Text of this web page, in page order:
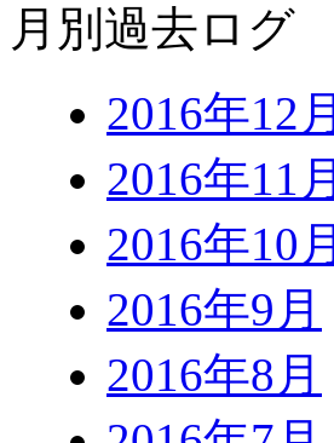
月別過去ログ
2016年12月
2016年11月
2016年10月
2016年9月
2016年8月